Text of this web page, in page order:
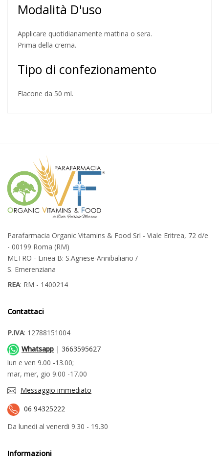
Modalità D'uso
Applicare quotidianamente mattina o sera.
Prima della crema.
Tipo di confezionamento
Flacone da 50 ml.
Parafarmacia Organic Vitamins & Food Srl - Viale Eritrea, 72 d/e
- 00199 Roma (RM)
METRO - Linea B: S.Agnese-Annibaliano /
S. Emerenziana
REA: RM - 1400214
Contattaci
P.IVA: 12788151004
Whatsapp | 3663595627
lun e ven 9.00 -13.00;
mar, mer, gio 9.00 -17.00
Messaggio immediato
06 94325222
Da lunedi al venerdi 9.30 - 19.30
Informazioni